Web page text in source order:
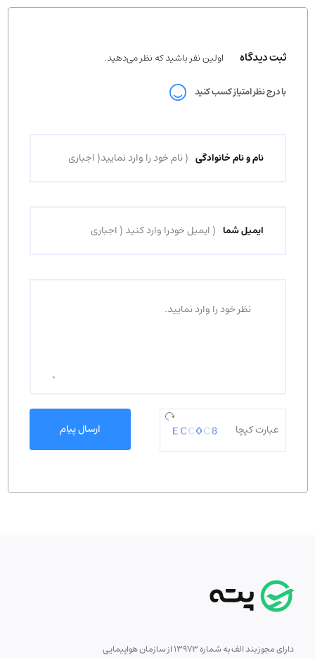
ثبت دیدگاه اولین نفر باشید که نظر می‌دهید.
با درج نظر امتیاز کسب کنید
نام و نام خانوادگی
ایمیل شما
ارسال پیام
دارای مجوز بند الف به شماره 13973 از سازمان هواپیمایی